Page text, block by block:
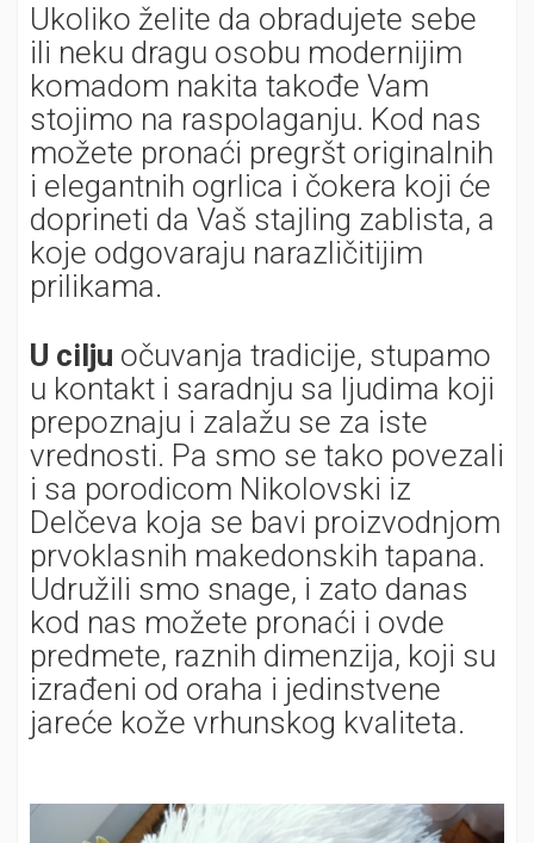
Ukoliko želite da obradujete sebe
ili neku dragu osobu modernijim
komadom nakita takođe Vam
stojimo na raspolaganju. Kod nas
možete pronaći pregršt originalnih
i elegantnih ogrlica i čokera koji će
doprineti da Vaš stajling zablista, a
koje odgovaraju narazličitijim
prilikama.
U cilju očuvanja tradicije, stupamo
u kontakt i saradnju sa ljudima koji
prepoznaju i zalažu se za iste
vrednosti. Pa smo se tako povezali
i sa porodicom Nikolovski iz
Delčeva koja se bavi proizvodnjom
prvoklasnih makedonskih tapana.
Udružili smo snage, i zato danas
kod nas možete pronaći i ovde
predmete, raznih dimenzija, koji su
izrađeni od oraha i jedinstvene
jareće kože vrhunskog kvaliteta.